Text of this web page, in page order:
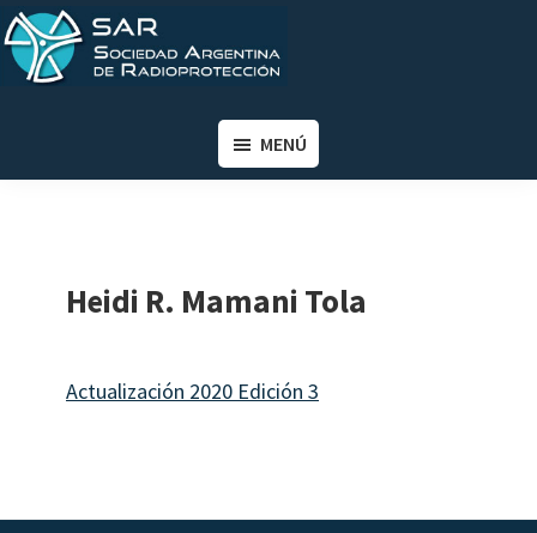
Saltar
al
contenido
Saltar
al
de
MENÚ
Heidi R. Mamani Tola
Actualización 2020 Edición 3